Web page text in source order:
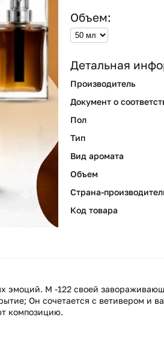
Oбъем:
Детальная
Производитель
Документ о
Пол
Тип
Вид аромата
Объем
Страна-
Код товара
М -122 своей
Он сочетается с ветивером и
композицию.